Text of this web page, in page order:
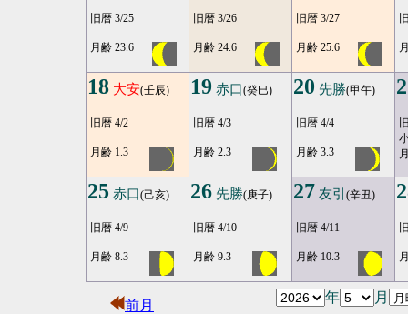
旧暦 3/25
月齢 23.6
旧暦 3/26
月齢 24.6
旧暦 3/27
月齢 25.6
18 大安(壬辰)
旧暦 4/2
月齢 1.3
19 赤口(癸巳)
旧暦 4/3
月齢 2.3
20 先勝(甲午)
旧暦 4/4
月齢 3.3
25 赤口(己亥)
旧暦 4/9
月齢 8.3
26 先勝(庚子)
旧暦 4/10
月齢 9.3
27 友引 (辛丑)
旧暦 4/11
月齢 10.3
前月
年 月